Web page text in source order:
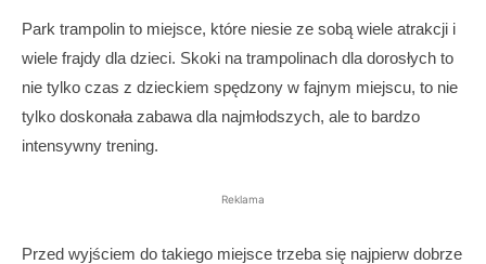
Park trampolin to miejsce, które niesie ze sobą wiele atrakcji i
wiele frajdy dla dzieci. Skoki na trampolinach dla dorosłych to
nie tylko czas z dzieckiem spędzony w fajnym miejscu, to nie
tylko doskonała zabawa dla najmłodszych, ale to bardzo
intensywny trening.
Reklama
Przed wyjściem do takiego miejsce trzeba się najpierw dobrze